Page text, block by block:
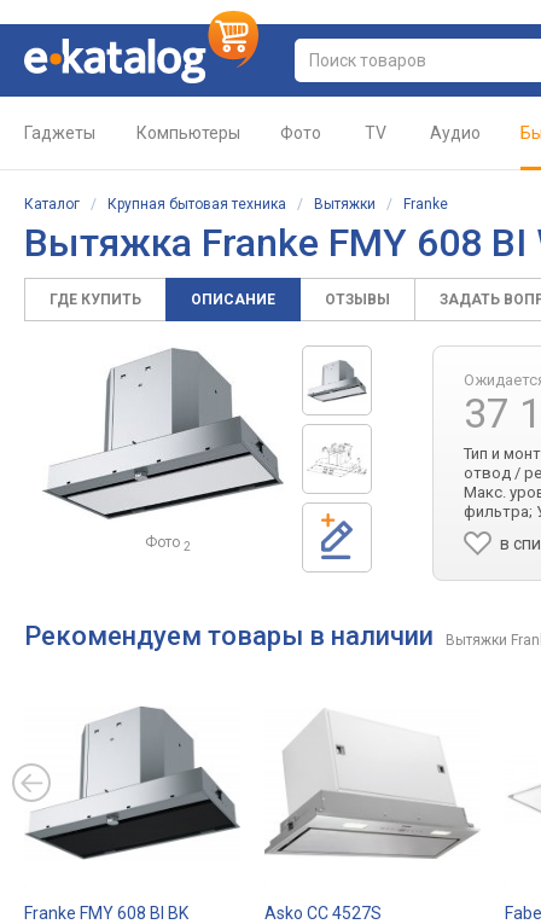
Гаджеты Компьютеры Фото TV Аудио
Каталог / Крупная бытовая техника / Вытяжки / Franke
Вытяжка Franke FMY 608 BI
ГДЕ КУПИТЬ ОПИСАНИЕ ОТЗЫВЫ ЗАДАТЬ
Фото 2
37
Тип и
отвод /
Макс.
фильтра;
в
Рекомендуем товары в наличии Вытяжки
Franke FMY 608 BI BK Asko CC 4527S